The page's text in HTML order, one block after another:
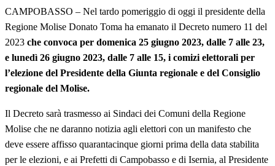
CAMPOBASSO – Nel tardo pomeriggio di oggi il presidente della
Regione Molise Donato Toma ha emanato il Decreto numero 11 del
2023 che convoca per domenica 25 giugno 2023, dalle 7 alle 23,
e lunedì 26 giugno 2023, dalle 7 alle 15, i comizi elettorali per
l’elezione del Presidente della Giunta regionale e del Consiglio
regionale del Molise.
Il Decreto sarà trasmesso ai Sindaci dei Comuni della Regione
Molise che ne daranno notizia agli elettori con un manifesto che
deve essere affisso quarantacinque giorni prima della data stabilita
per le elezioni, e ai Prefetti di Campobasso e di Isernia, al Presidente